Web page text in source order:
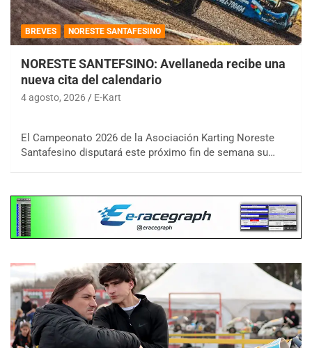
BREVES NORESTE SANTAFESINO
NORESTE SANTEFSINO: Avellaneda recibe una
nueva cita del calendario
4 agosto, 2026 E-Kart
El Campeonato 2026 de la Asociación Karting Noreste
Santafesino disputará este próximo fin de semana su…